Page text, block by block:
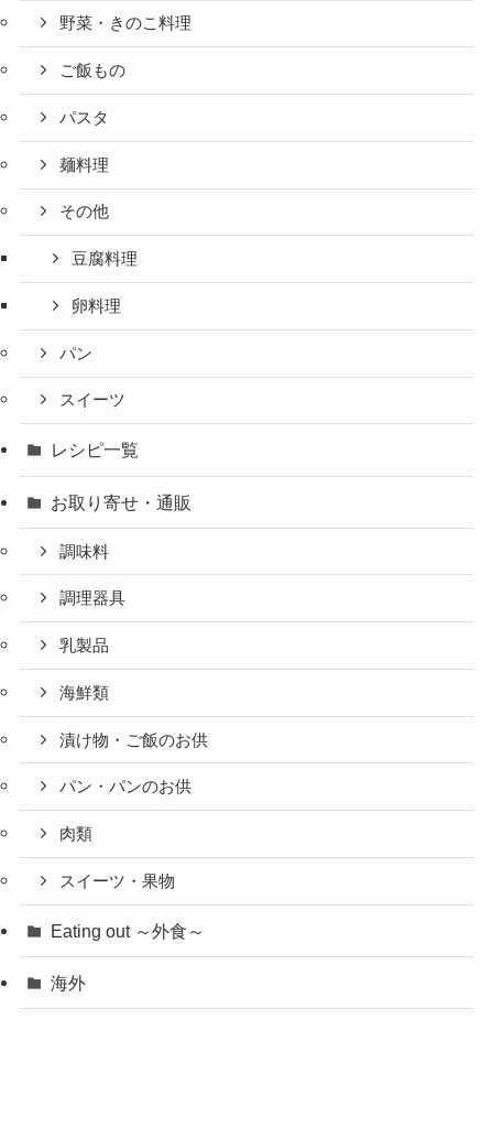
野菜・きのこ料理
ご飯もの
パスタ
麺料理
その他
豆腐料理
卵料理
パン
スイーツ
レシピ一覧
お取り寄せ・通販
調味料
調理器具
乳製品
海鮮類
漬け物・ご飯のお供
パン・パンのお供
肉類
スイーツ・果物
Eating out ～外食～
海外